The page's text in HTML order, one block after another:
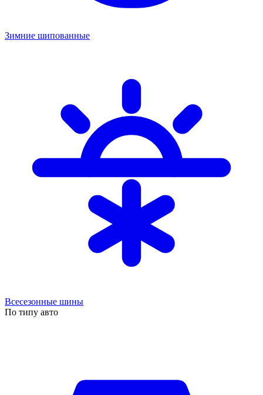
Зимние шипованные
Всесезонные шины
По типу авто